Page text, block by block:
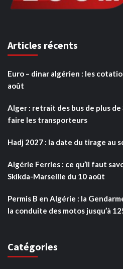
Articles récents
Euro – dinar algérien : les
août
Alger : retrait des bus de plus
faire les transporteurs
Hadj 2027 : la date du tirage au
Algérie Ferries : ce qu’il faut
Skikda-Marseille du 10 août
Permis B en Algérie : la
la conduite des motos jusqu’à
Catégories